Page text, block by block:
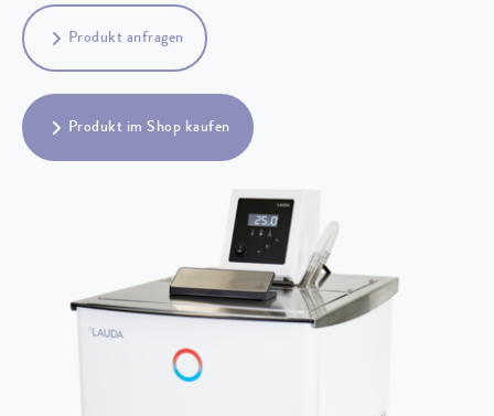
Produkt anfragen
Produkt im Shop kaufen